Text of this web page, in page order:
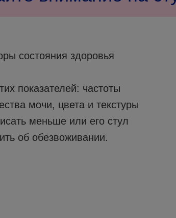
состояния здоровья
показателей: частоты
мочи, цвета и текстуры
меньше или его стул
об обезвоживании.